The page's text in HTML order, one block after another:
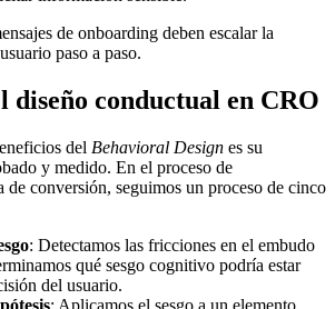
de onboarding deben escalar la
paso a paso.
diseño conductual en CRO
del Behavioral Design es su
y medido. En el proceso de
de conversión, seguimos un proceso de cinco
: Detectamos las fricciones en el embudo
qué sesgo cognitivo podría estar
del usuario.
: Aplicamos el sesgo a un elemento